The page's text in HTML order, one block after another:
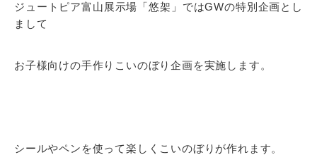
ジュートピア富山展示場「悠架」ではGWの特別企画とし
まして
お子様向けの手作りこいのぼり企画を実施します。
シールやペンを使って楽しくこいのぼりが作れます。